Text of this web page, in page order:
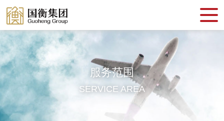
服务范围
SERVICE AREA